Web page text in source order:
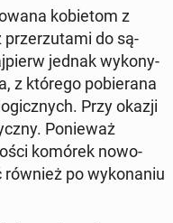
ko­bie­tom z
prze­rzu­ta­mi do są­
jednak wy­ko­ny­
z którego po­bie­ra­na
Przy okazji
Po­nie­waż
komórek no­wo­
po wy­ko­na­niu